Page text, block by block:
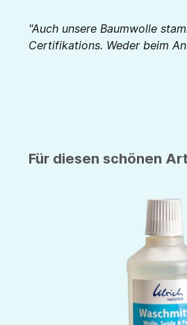
"Auch unsere Baumwolle
Certifikations. Weder beim
Für diesen schönen